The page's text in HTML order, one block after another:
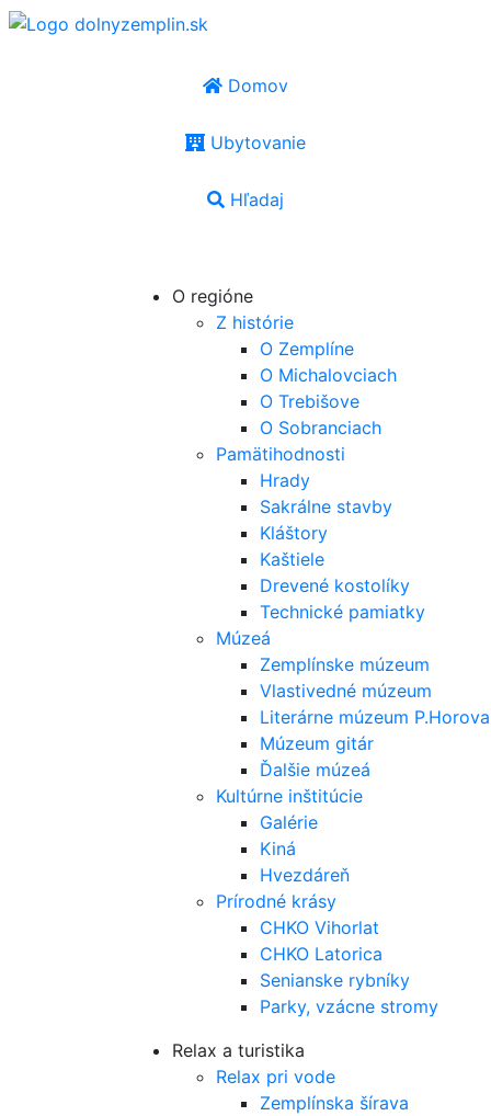
Domov
Ubytovanie
Hľadaj
O regióne
Z histórie
O Zemplíne
O Michalovciach
O Trebišove
O Sobranciach
Pamätihodnosti
Hrady
Sakrálne stavby
Kláštory
Kaštiele
Drevené kostolíky
Technické pamiatky
Múzeá
Zemplínske múzeum
Vlastivedné múzeum
Literárne múzeum P.Horova
Múzeum gitár
Ďalšie múzeá
Kultúrne inštitúcie
Galérie
Kiná
Hvezdáreň
Prírodné krásy
CHKO Vihorlat
CHKO Latorica
Senianske rybníky
Parky, vzácne stromy
Relax a turistika
Relax pri vode
Zemplínska šírava